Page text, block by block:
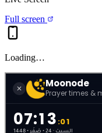
Full screen
Loading…